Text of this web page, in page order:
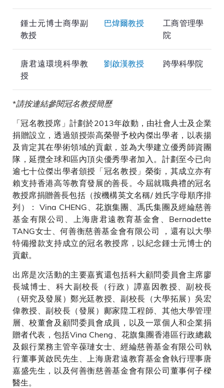
鍾士元博士商學副
教授
巴煒爾教授
工商管理學
院
唐君遠環境科學教
授
劉啟漢教授 跨學科學院
*請按連結參閱冠名教授簡歷
「冠名教授席」計劃於2013年啟動，由社會人士及企業
捐贈設立，透過頒授崇高榮譽予校內傑出學者，以表揚
及肯定其在學術領域的貢獻，並為大學建立優秀師資團
隊，延攬全球和區內頂尖優秀學者加入。計劃至今已向
逾七十位傑出學者頒授「冠名教授」榮銜，其成立亦有
賴支持香港高等教育發展的善長。今屆就職典禮的冠名
教授席捐贈善長包括（按機構英文名稱/ 姓氏字母順序排
列）： Vina CHENG、花旗集團、馮氏集團及經綸慈善
基金有限公司、上海唐君遠教育基金會、Bernadette
TANG女士、何善衡慈善基金會有限公司 ，還有以大學
特備撥款支持成立的冠名教授席，以紀念鍾士元博士的
貢獻。
出席是次活動的主要嘉賓還包括科大顧問委員會主席廖
長城博士、科大副校長（行政）譚嘉因教授、副校長
（研究及發展）鄭光廷教授、副校長（大學拓展）吳宏
偉教授、副校長（發展）鄺家陞工程師、其他大學管理
層、校董會及顧問委員會成員，以及一眾個人和企業捐
贈者代表，包括Vina Cheng、花旗集團香港區行政總裁
及銀行業務主管辛葆璉女士、經綸慈善基金有限公司執
行董事黃啟民先生、上海唐君遠教育基金會執行理事唐
嘉盛先生，以及何善衡慈善基金會有限公司董事何子樑
醫生。